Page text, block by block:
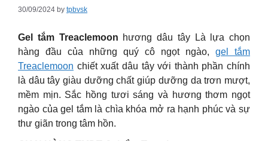
30/09/2024 by tpbvsk
Gel tắm Treaclemoon hương dâu tây Là lựa chọn
hàng đầu của những quý cô ngọt ngào, gel tắm
Treaclemoon chiết xuất dâu tây với thành phần chính
là dâu tây giàu dưỡng chất giúp dưỡng da trơn mượt,
mềm mịn. Sắc hồng tươi sáng và hương thơm ngọt
ngào của gel tắm là chìa khóa mở ra hạnh phúc và sự
thư giãn trong tâm hồn.